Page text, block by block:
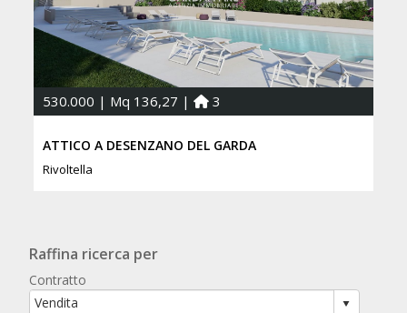
530.000 | Mq 136,27 | 3
ATTICO A DESENZANO DEL GARDA
Rivoltella
Raffina ricerca per
Contratto